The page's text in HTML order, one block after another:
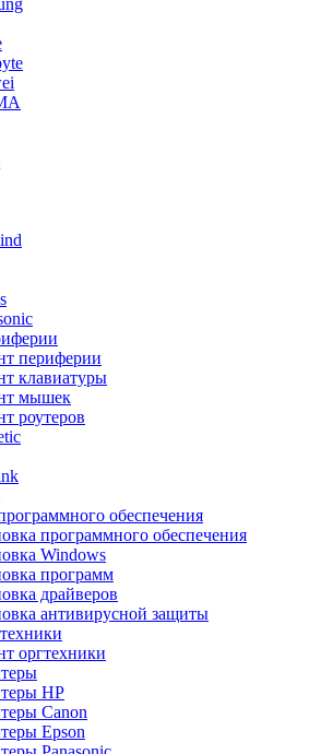
периферии
клавиатуры
мышек
роутеров
обеспечения
программного обеспечения
Windows
программ
драйверов
антивирусной защиты
оргтехники
HP
Canon
Epson